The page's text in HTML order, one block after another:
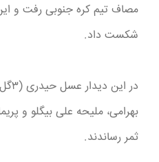
شکست داد.
بهرامی، ملیحه علی بیگلو و
ثمر رساندند.